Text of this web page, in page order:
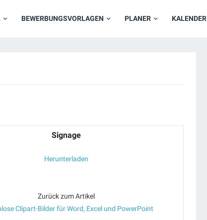
BEWERBUNGSVORLAGEN PLANER KALENDER
Signage
Herunterladen
Zurück zum Artikel
Clipart-Bilder für Word, Excel und PowerPoint